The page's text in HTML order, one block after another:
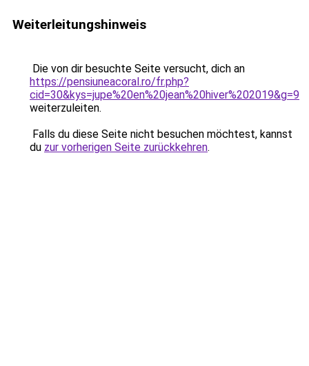
Weiterleitungshinweis
Die von dir besuchte Seite versucht, dich an
https://pensiuneacoral.ro/fr.php?
cid=30&kys=jupe%20en%20jean%20hiver%202019&g=9
weiterzuleiten.
Falls du diese Seite nicht besuchen möchtest, kannst
du zur vorherigen Seite zurückkehren.